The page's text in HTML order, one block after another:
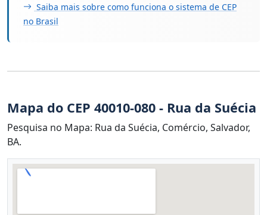
Saiba mais sobre como funciona o sistema de CEP
no Brasil
Mapa do CEP 40010-080 - Rua da Suécia
Pesquisa no Mapa: Rua da Suécia, Comércio, Salvador,
BA.